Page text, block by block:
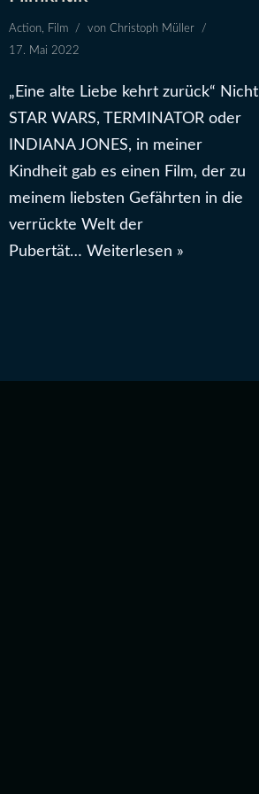
Action, Film vonChristoph Müller
17. Mai 2022
„Eine alte Liebe kehrt zurück“ Nicht
STAR WARS, TERMINATOR oder
INDIANA JONES, in meiner
Kindheit gab es einen Film, der zu
meinem liebsten Gefährten in die
verrückte Welt der
Pubertät…Weiterlesen »